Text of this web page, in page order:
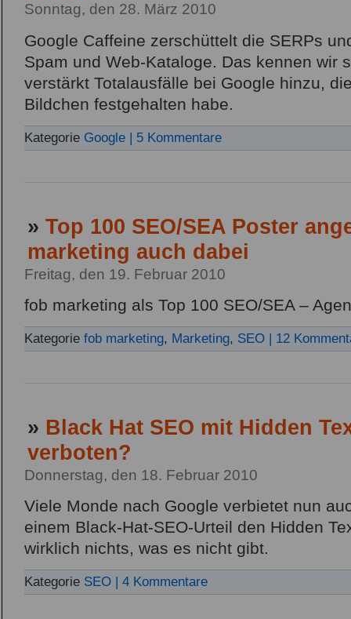
Sonntag, den 28. März 2010
Google Caffeine zerschüttelt die SERPs
Spam und Web-Kataloge. Das kennen wir
verstärkt Totalausfälle bei Google hinzu,
Bildchen festgehalten habe.
Kategorie Google | 5 Kommentare
» Top 100 SEO/SEA Poster
marketing auch dabei
Freitag, den 19. Februar 2010
fob marketing als Top 100 SEO/SEA –
Kategorie fob marketing, Marketing, SEO | 12
» Black Hat SEO mit Hidden
verboten?
Donnerstag, den 18. Februar 2010
Viele Monde nach Google verbietet nun
einem Black-Hat-SEO-Urteil den Hidden
wirklich nichts, was es nicht gibt.
Kategorie SEO | 4 Kommentare